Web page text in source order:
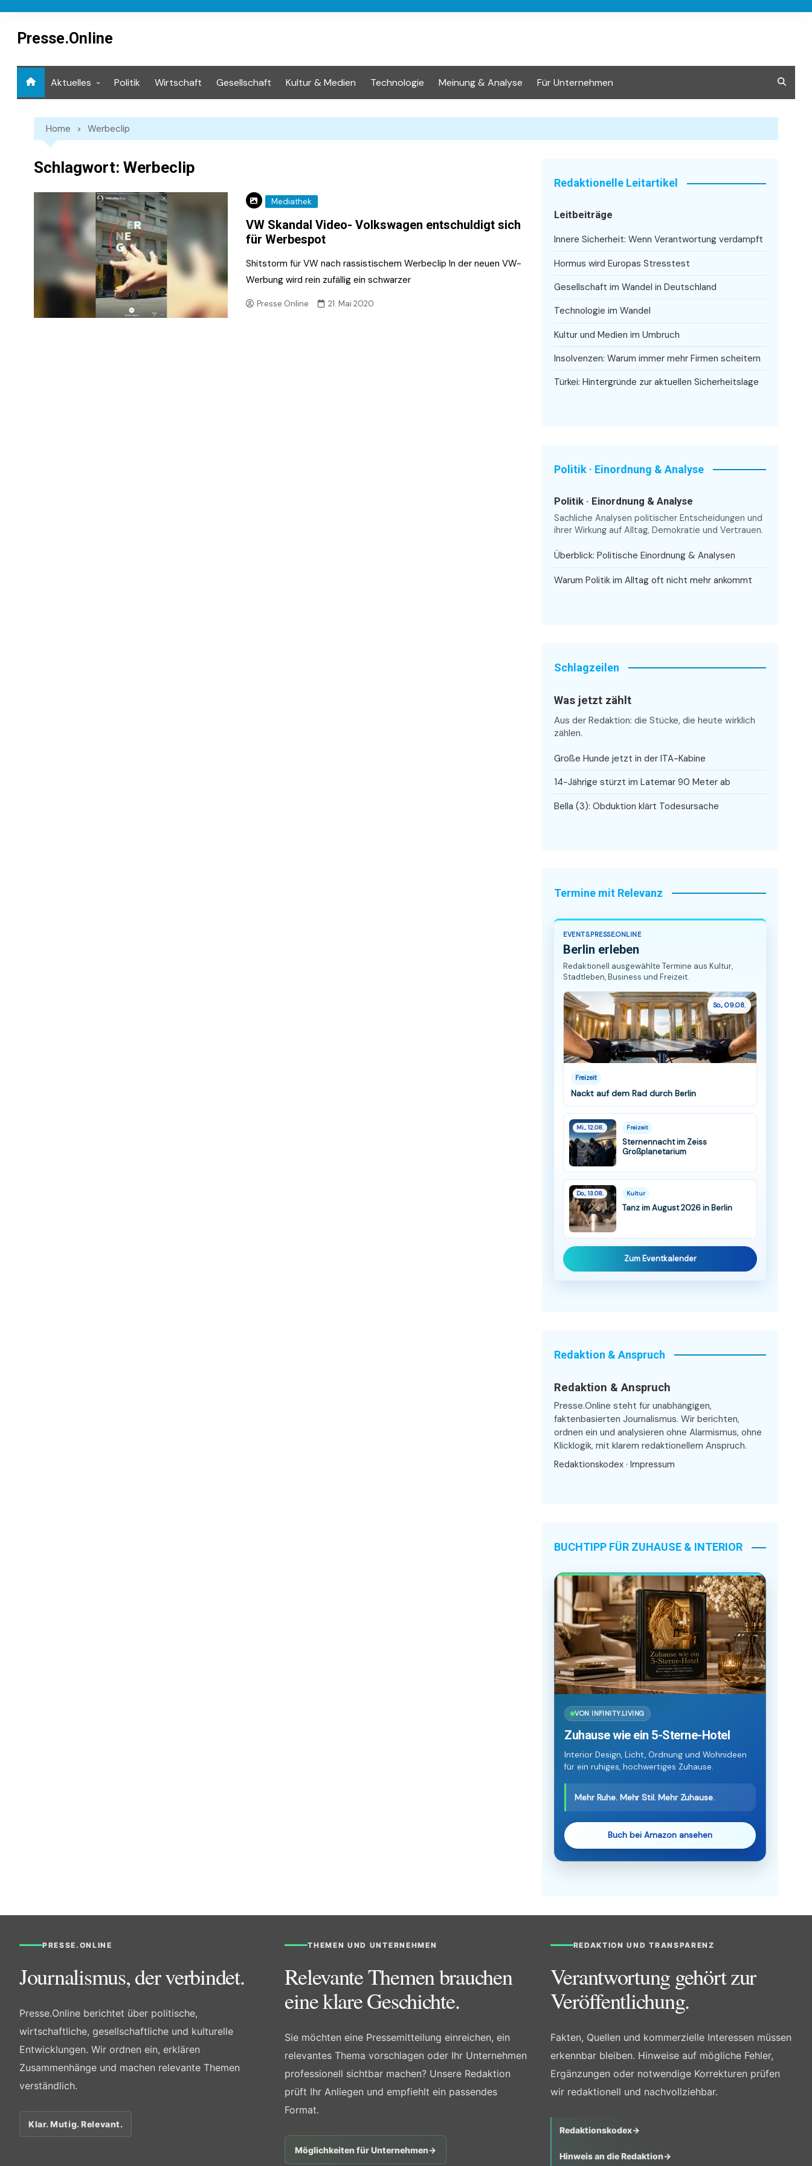
contentPresse.Online
Aktuelles Politik Wirtschaft Gesellschaft Kultur & Medien Technologie Meinung & Analyse Für Unternehmen
Home Werbeclip
Schlagwort: Werbeclip
Mediathek
VW Skandal Video- Volkswagen entschuldigt sich
für Werbespot
Shitstorm für VW nach rassistischem Werbeclip In der neuen VW-
Werbung wird rein zufällig ein schwarzer
Presse.Online 21. Mai 2020
Redaktionelle Leitartikel
Leitbeiträge
Innere Sicherheit: Wenn Verantwortung verdampft
Hormus wird Europas Stresstest
Gesellschaft im Wandel in Deutschland
Technologie im Wandel
Kultur und Medien im Umbruch
Insolvenzen: Warum immer mehr Firmen scheitern
Türkei: Hintergründe zur aktuellen Sicherheitslage
Politik · Einordnung & Analyse
Politik · Einordnung & Analyse
Sachliche Analysen politischer Entscheidungen und
ihrer Wirkung auf Alltag, Demokratie und Vertrauen.
Überblick: Politische Einordnung & Analysen
Warum Politik im Alltag oft nicht mehr ankommt
Schlagzeilen
Was jetzt zählt
Aus der Redaktion: die Stücke, die heute wirklich
zählen.
Große Hunde jetzt in der ITA-Kabine
14-Jährige stürzt im Latemar 90 Meter ab
Bella (3): Obduktion klärt Todesursache
Termine mit Relevanz
EVENTS.PRESSE.ONLINE
Berlin erleben
Redaktionell ausgewählte Termine aus Kultur,
Stadtleben, Business und Freizeit.
So., 09.08.
Freizeit
Nackt auf dem Rad durch Berlin
Mi., 12.08. Freizeit
Sternennacht im Zeiss
Großplanetarium
Do., 13.08. Kultur
Tanz im August 2026 in Berlin
Zum Eventkalender
Redaktion & Anspruch
Redaktion & Anspruch
Presse.Online steht für unabhängigen,
faktenbasierten Journalismus. Wir berichten,
ordnen ein und analysieren ohne Alarmismus, ohne
Klicklogik, mit klarem redaktionellem Anspruch.
Redaktionskodex · Impressum
BUCHTIPP FÜR ZUHAUSE & INTERIOR
VON INFINITY.LIVING
Zuhause wie ein 5-Sterne-Hotel
Interior Design, Licht, Ordnung und Wohnideen
für ein ruhiges, hochwertiges Zuhause.
Mehr Ruhe. Mehr Stil. Mehr Zuhause.
Buch bei Amazon ansehen
PRESSE.ONLINE
Journalismus, der verbindet.
Presse.Online berichtet über politische,
wirtschaftliche, gesellschaftliche und kulturelle
Entwicklungen. Wir ordnen ein, erklären
Zusammenhänge und machen relevante Themen
verständlich.
Klar. Mutig. Relevant.
THEMEN UND UNTERNEHMEN
Relevante Themen brauchen
eine klare Geschichte.
Sie möchten eine Pressemitteilung einreichen, ein
relevantes Thema vorschlagen oder Ihr Unternehmen
professionell sichtbar machen? Unsere Redaktion
prüft Ihr Anliegen und empfiehlt ein passendes
Format.
Möglichkeiten für Unternehmen→
REDAKTION UND TRANSPARENZ
Verantwortung gehört zur
Veröffentlichung.
Fakten, Quellen und kommerzielle Interessen müssen
erkennbar bleiben. Hinweise auf mögliche Fehler,
Ergänzungen oder notwendige Korrekturen prüfen
wir redaktionell und nachvollziehbar.
Redaktionskodex→
Hinweis an die Redaktion→